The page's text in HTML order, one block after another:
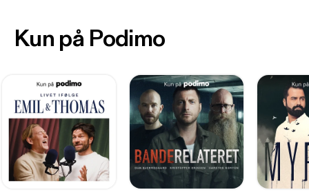
Kun på Podimo